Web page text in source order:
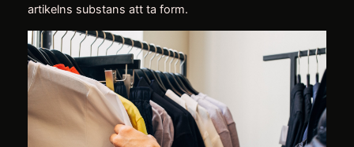
artikelns substans att ta form.